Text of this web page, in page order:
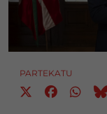
PARTEKATU